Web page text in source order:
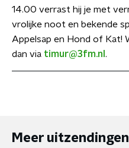
14.00 verrast hij je met
vrolijke noot en bekende
Appelsap en Hond of Kat!
dan via timur@3fm.nl .
Meer uitzendingen